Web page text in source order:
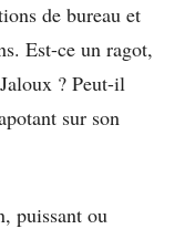
de bureau et
Est-ce un ragot,
? Peut-il
sur son
puissant ou